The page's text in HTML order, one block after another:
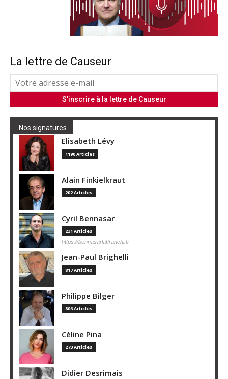
La lettre de Causeur
Nos signatures
Elisabeth Lévy
1190 Articles
Alain Finkielkraut
202 Articles
Cyril Bennasar
231 Articles
https://bennasarlaffranchi.fr
Jean-Paul Brighelli
817 Articles
Philippe Bilger
806 Articles
Céline Pina
273 Articles
Didier Desrimais